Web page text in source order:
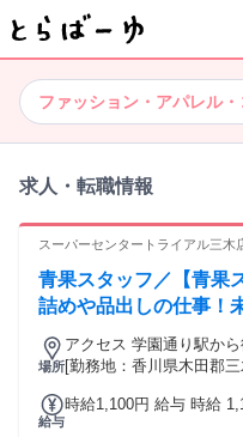
ファッション・アパレル
求人・転職情報
スーパーセンタートライアル三木
青果スタッフ／【青果
詰めや品出しの仕事！
場所
アクセス 学園通り駅か
[勤務地：香川県木田郡三
給与
時給1,100円 給与 時給 1,100円 試用期間中 時給